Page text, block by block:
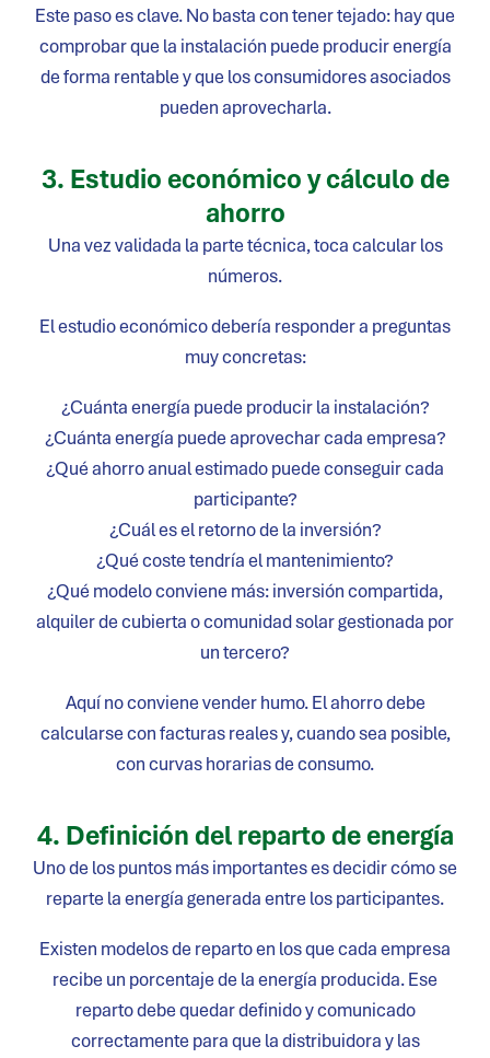
Este paso es clave. No basta con tener tejado: hay que
comprobar que la instalación puede producir energía
de forma rentable y que los consumidores asociados
pueden aprovecharla.
3. Estudio económico y cálculo de
ahorro
Una vez validada la parte técnica, toca calcular los
números.
El estudio económico debería responder a preguntas
muy concretas:
¿Cuánta energía puede producir la instalación?
¿Cuánta energía puede aprovechar cada empresa?
¿Qué ahorro anual estimado puede conseguir cada
participante?
¿Cuál es el retorno de la inversión?
¿Qué coste tendría el mantenimiento?
¿Qué modelo conviene más: inversión compartida,
alquiler de cubierta o comunidad solar gestionada por
un tercero?
Aquí no conviene vender humo. El ahorro debe
calcularse con facturas reales y, cuando sea posible,
con curvas horarias de consumo.
4. Definición del reparto de energía
Uno de los puntos más importantes es decidir cómo se
reparte la energía generada entre los participantes.
Existen modelos de reparto en los que cada empresa
recibe un porcentaje de la energía producida. Ese
reparto debe quedar definido y comunicado
correctamente para que la distribuidora y las